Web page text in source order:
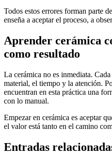
Todos estos errores forman parte
enseña a aceptar el proceso, a
Aprender cerámica
como resultado
La cerámica no es inmediata.
material, el tiempo y la atención.
encuentran en esta práctica una
con lo manual.
Empezar en cerámica es aceptar
el valor está tanto en el camino
Entradas